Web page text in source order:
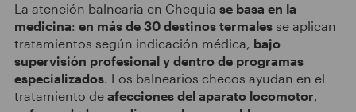
La atención balnearia en Chequia se basa en la
medicina: en más de 30 destinos termales se aplican
tratamientos según indicación médica, bajo
supervisión profesional y dentro de programas
especializados. Los balnearios checos ayudan en el
tratamiento de afecciones del aparato locomotor,